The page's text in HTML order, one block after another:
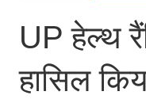
UP हेल्थ
हासिल